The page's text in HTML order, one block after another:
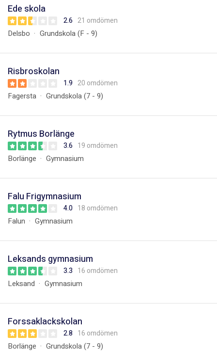
Ede skola
2.6 21 omdömen
Delsbo Grundskola (F - 9)
Risbroskolan
1.9 20 omdömen
Fagersta Grundskola (7 - 9)
Rytmus Borlänge
3.6 19 omdömen
Borlänge Gymnasium
Falu Frigymnasium
4.0 18 omdömen
Falun Gymnasium
Leksands gymnasium
3.3 16 omdömen
Leksand Gymnasium
Forssaklackskolan
2.8 16 omdömen
Borlänge Grundskola (7 - 9)